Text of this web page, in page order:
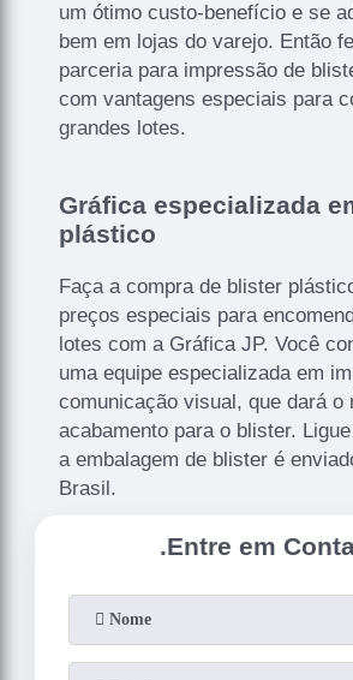
um ótimo custo-benefício e se
bem em lojas do varejo. Então
parceria para impressão de
com vantagens especiais para
grandes lotes.
Gráfica especializada
plástico
Faça a compra de blister
preços especiais para
lotes com a Gráfica JP. Você
uma equipe especializada em
comunicação visual, que dará o
acabamento para o blister.
a embalagem de blister é
Brasil.
.Entre em